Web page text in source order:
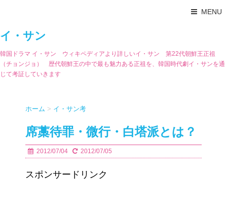
MENU
イ・サン
韓国ドラマ イ・サン ウィキペディアより詳しいイ・サン 第22代朝鮮王正祖
（チョンジョ） 歴代朝鮮王の中で最も魅力ある正祖を、韓国時代劇イ・サンを通
じて考証していきます
ホーム > イ・サン考
席藁待罪・微行・白塔派とは？
2012/07/04 2012/07/05
スポンサードリンク